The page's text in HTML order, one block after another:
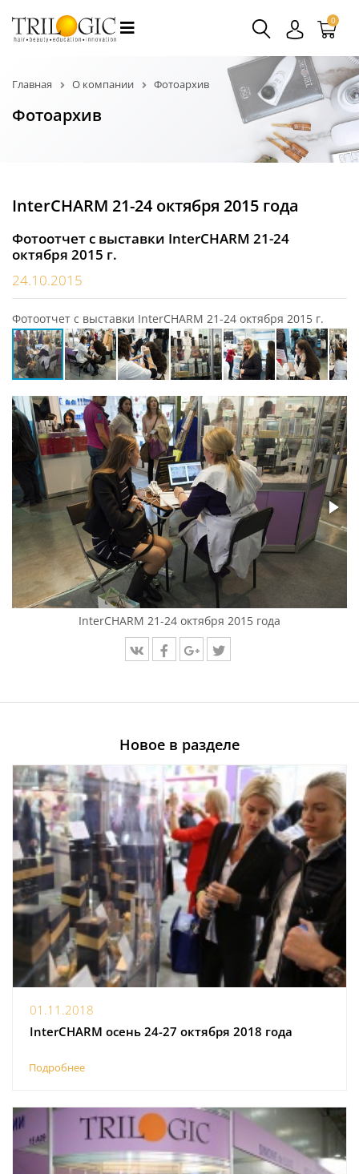
0
Главная О компании Фотоархив
Фотоархив
InterCHARM 21-24 октября 2015 года
Фотоотчет с выставки InterCHARM 21-24
октября 2015 г.
24.10.2015
Фотоотчет с выставки InterCHARM 21-24 октября 2015 г.
InterCHARM 21-24 октября 2015 года
Новое в разделе
01.11.2018
InterCHARM осень 24-27 октября 2018 года
Подробнее